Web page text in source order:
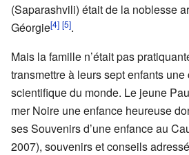
(Saparashvili) était de la noblesse
Géorgie[4] [5].
Mais la famille n’était pas
transmettre à leurs sept enfants une
scientifique du monde. Le jeune
mer Noire une enfance heureuse
ses Souvenirs d’une enfance au
2007), souvenirs et conseils